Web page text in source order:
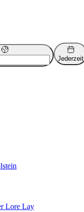
Jederzeit
Lore Lay